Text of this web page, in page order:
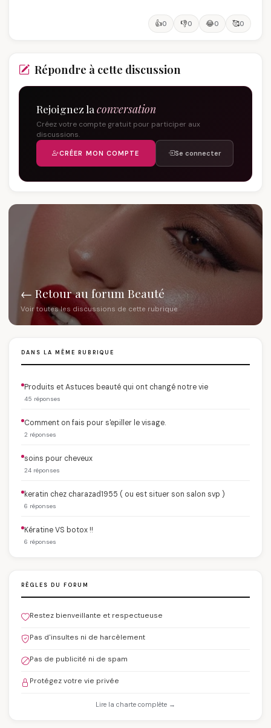
👍0 👎0 😂0 🥰0
Répondre à cette discussion
Rejoignez la conversation
Créez votre compte gratuit pour participer aux
discussions.
CRÉER MON COMPTE Se connecter
← Retour au forum Beauté
Voir toutes les discussions de cette rubrique
DANS LA MÊME RUBRIQUE
Produits et Astuces beauté qui ont changé notre vie
45 réponses
Comment on fais pour s'epiller le visage.
2 réponses
soins pour cheveux
24 réponses
keratin chez charazad1955 ( ou est situer son salon svp )
6 réponses
Kératine VS botox !!
6 réponses
RÈGLES DU FORUM
Restez bienveillante et respectueuse
Pas d'insultes ni de harcèlement
Pas de publicité ni de spam
Protégez votre vie privée
Lire la charte complète →